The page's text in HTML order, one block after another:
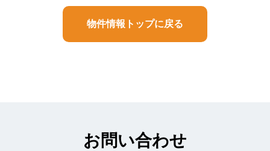
（ハ）弊社のサービス内容をお知らせするため
（ニ）サービス内容を向上させる目的で事例分析
予めご了承ください。
物件情報トップに戻る
お問い合わせ